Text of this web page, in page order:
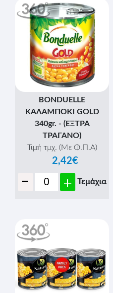
BONDUELLE
ΚΑΛΑΜΠΟΚΙ GOLD
340gr. - (ΕΞΤΡΑ
ΤΡΑΓΑΝΟ)
Τιμή τμχ. (Με Φ.Π.Α)
2,42€
- + Τεμάχια